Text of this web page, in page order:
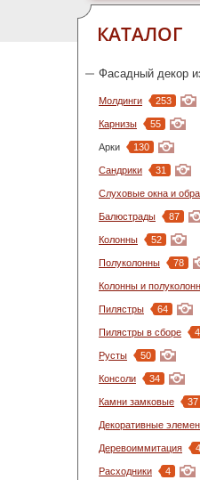
КАТАЛОГ
Фасадный декор
Молдинги 253
Карнизы 55
Арки 130
Сандрики 31
Слуховые окна и
Балюстрады 87
Колонны 52
Полуколонны 78
Колонны и
Пилястры 64
Пилястры в сборе
Русты 50
Консоли 34
Камни замковые 37
Декоративные
Деревоиммитация
Расходники 4